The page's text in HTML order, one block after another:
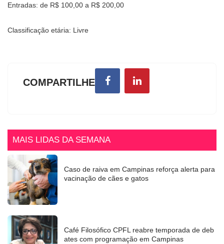
Entradas: de R$ 100,00 a R$ 200,00
Classificação etária: Livre
COMPARTILHE
MAIS LIDAS DA SEMANA
Caso de raiva em Campinas reforça alerta para
vacinação de cães e gatos
Café Filosófico CPFL reabre temporada de deb
ates com programação em Campinas